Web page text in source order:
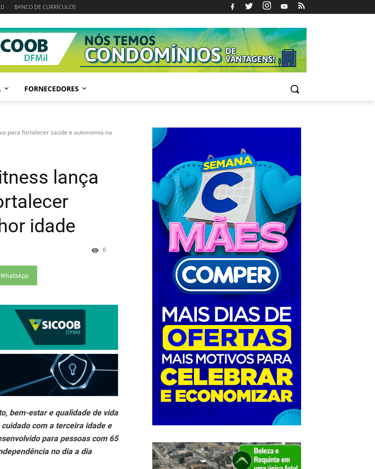
BANCO DE CURRÍCULOS
FORNECEDORES
para fortalecer saúde e autonomia na
lança
idade
0
WhatsApp
bem-estar e qualidade de vida
com a terceira idade e
para pessoas com 65
no dia a dia